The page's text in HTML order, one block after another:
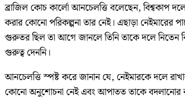
ব্রাজিল কোচ কার্লো আনচেলত্তি বলেছেন, বিশ্বকাপ
করার কোনো পরিকল্পনা তার নেই। এছাড়া নেইমারের
গুরুতর ছিল তা আগে জানলে তিনি তাকে দলে নিতেন
গুরুত্ব দেননি।
আনচেলত্তি স্পষ্ট করে জানান যে, নেইমারকে দলে
কোনো অনুশোচনা নেই এবং আপাতত তাকে বদলানোর